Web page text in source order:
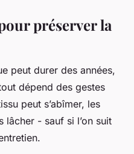
préserver la
peut durer des années,
dépend des gestes
peut s’abîmer, les
lâcher - sauf si l’on suit